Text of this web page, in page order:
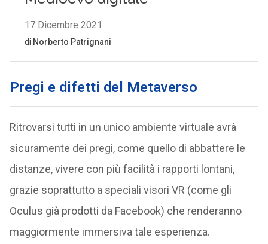
Pregi e difetti del Metaverso
Ritrovarsi tutti in un unico ambiente virtuale avrà
sicuramente dei pregi, come quello di abbattere le
distanze, vivere con più facilità i rapporti lontani,
grazie soprattutto a speciali visori VR (come gli
Oculus già prodotti da Facebook) che renderanno
maggiormente immersiva tale esperienza.